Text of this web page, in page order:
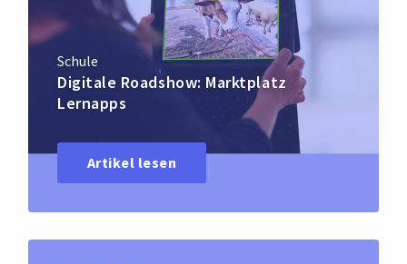
Schule
Digitale Roadshow: Marktplatz
Lernapps
Artikel lesen